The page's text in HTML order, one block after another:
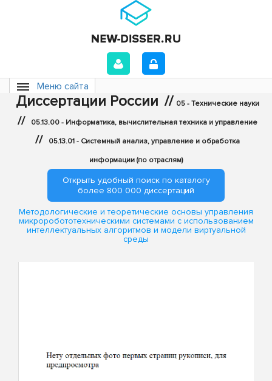
Меню сайта
Диссертации России // 05 - Технические науки
// 05.13.00 - Информатика, вычислительная техника и управление
// 05.13.01 - Системный анализ, управление и обработка
информации (по отраслям)
Открыть удобный поиск по каталогу
более 800 000 диссертаций
Методологические и теоретические основы управления
микроробототехническими системами с использованием
интеллектуальных алгоритмов и модели виртуальной
среды